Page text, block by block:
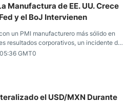
medida que las tasas caen en EE. UU.
Manufactura de EE. UU. Crece
y el BoJ Intervienen
un PMI manufacturero más sólido en
resultados corporativos, un incidente de
desde el mercado del petróleo.
GMT0
el USD/MXN Durante